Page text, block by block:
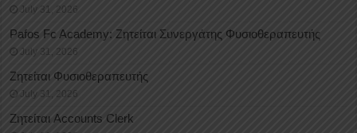
July 31, 2026
Pafos Fc Academy: Ζητείται Συνεργάτης Φυσιοθεραπευτής
July 31, 2026
Ζητείται Φυσιοθεραπευτής
July 31, 2026
Ζητείται Accounts Clerk